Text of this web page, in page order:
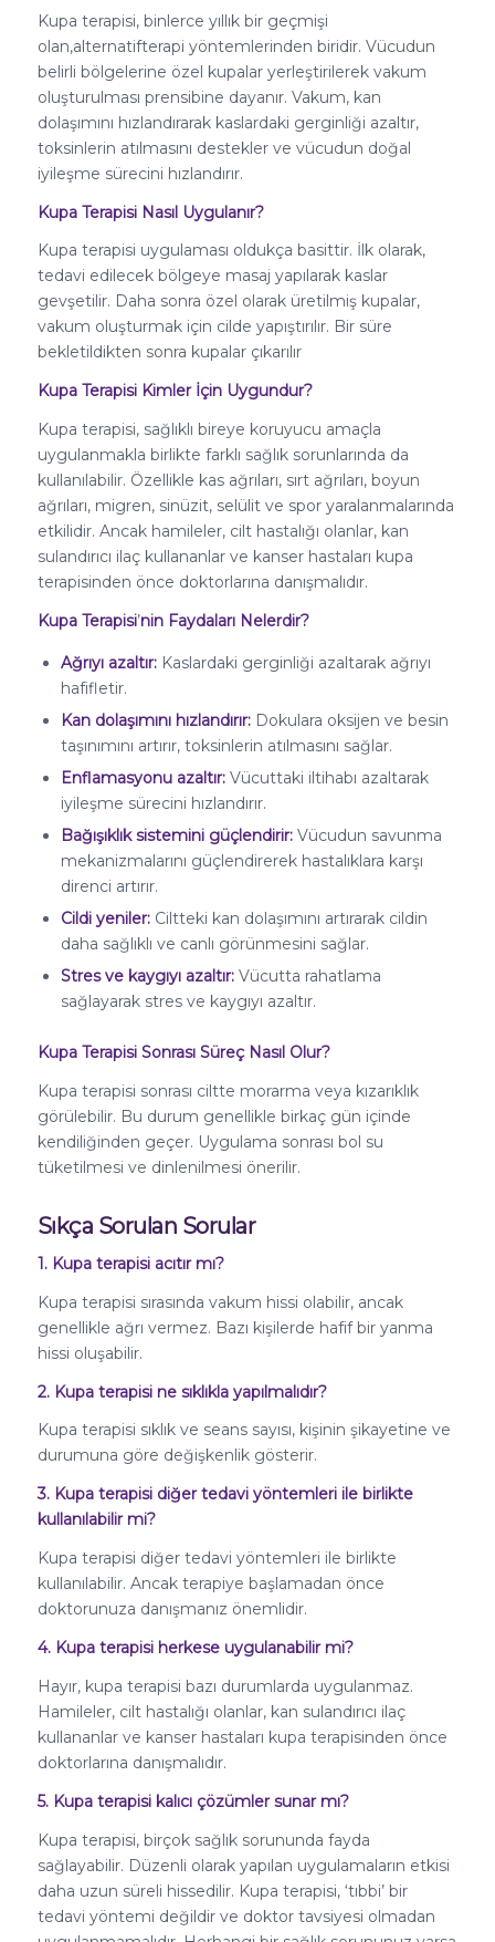
Kupa terapisi, binlerce yıllık bir geçmişi
olan,alternatifterapi yöntemlerinden biridir. Vücudun
belirli bölgelerine özel kupalar yerleştirilerek vakum
oluşturulması prensibine dayanır. Vakum, kan
dolaşımını hızlandırarak kaslardaki gerginliği azaltır,
toksinlerin atılmasını destekler ve vücudun doğal
iyileşme sürecini hızlandırır.
Kupa Terapisi Nasıl Uygulanır?
Kupa terapisi uygulaması oldukça basittir. İlk olarak,
tedavi edilecek bölgeye masaj yapılarak kaslar
gevşetilir. Daha sonra özel olarak üretilmiş kupalar,
vakum oluşturmak için cilde yapıştırılır. Bir süre
bekletildikten sonra kupalar çıkarılır
Kupa Terapisi Kimler İçin Uygundur?
Kupa terapisi, sağlıklı bireye koruyucu amaçla
uygulanmakla birlikte farklı sağlık sorunlarında da
kullanılabilir. Özellikle kas ağrıları, sırt ağrıları, boyun
ağrıları, migren, sinüzit, selülit ve spor yaralanmalarında
etkilidir. Ancak hamileler, cilt hastalığı olanlar, kan
sulandırıcı ilaç kullananlar ve kanser hastaları kupa
terapisinden önce doktorlarına danışmalıdır.
Kupa Terapisi’nin Faydaları Nelerdir?
Ağrıyı azaltır:Kaslardaki gerginliği azaltarak ağrıyı
hafifletir.
Kan dolaşımını hızlandırır:Dokulara oksijen ve besin
taşınımını artırır, toksinlerin atılmasını sağlar.
Enflamasyonu azaltır:Vücuttaki iltihabı azaltarak
iyileşme sürecini hızlandırır.
Bağışıklık sistemini güçlendirir:Vücudun savunma
mekanizmalarını güçlendirerek hastalıklara karşı
direnci artırır.
Cildi yeniler:Ciltteki kan dolaşımını artırarak cildin
daha sağlıklı ve canlı görünmesini sağlar.
Stres ve kaygıyı azaltır:Vücutta rahatlama
sağlayarak stres ve kaygıyı azaltır.
Kupa Terapisi Sonrası Süreç Nasıl Olur?
Kupa terapisi sonrası ciltte morarma veya kızarıklık
görülebilir. Bu durum genellikle birkaç gün içinde
kendiliğinden geçer. Uygulama sonrası bol su
tüketilmesi ve dinlenilmesi önerilir.
Sıkça Sorulan Sorular
1. Kupa terapisi acıtır mı?
Kupa terapisi sırasında vakum hissi olabilir, ancak
genellikle ağrı vermez. Bazı kişilerde hafif bir yanma
hissi oluşabilir.
2. Kupa terapisi ne sıklıkla yapılmalıdır?
Kupa terapisi sıklık ve seans sayısı, kişinin şikayetine ve
durumuna göre değişkenlik gösterir.
3. Kupa terapisi diğer tedavi yöntemleri ile birlikte
kullanılabilir mi?
Kupa terapisi diğer tedavi yöntemleri ile birlikte
kullanılabilir. Ancak terapiye başlamadan önce
doktorunuza danışmanız önemlidir.
4. Kupa terapisi herkese uygulanabilir mi?
Hayır, kupa terapisi bazı durumlarda uygulanmaz.
Hamileler, cilt hastalığı olanlar, kan sulandırıcı ilaç
kullananlar ve kanser hastaları kupa terapisinden önce
doktorlarına danışmalıdır.
5. Kupa terapisi kalıcı çözümler sunar mı?
Kupa terapisi, birçok sağlık sorununda fayda
sağlayabilir. Düzenli olarak yapılan uygulamaların etkisi
daha uzun süreli hissedilir. Kupa terapisi, ‘tıbbi’ bir
tedavi yöntemi değildir ve doktor tavsiyesi olmadan